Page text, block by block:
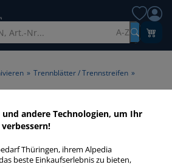
A-Z
» Trennblätter / Trennstreifen »
weiß > Farbe
andere Technologien, um Ihr
Thüringen, ihrem Alpedia
beste Einkaufserlebnis zu bieten,